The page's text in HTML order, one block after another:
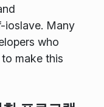
Many
who
make this